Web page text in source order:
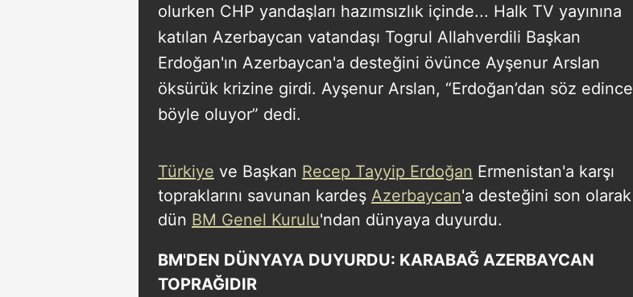
olurken CHP yandaşları hazımsızlık içinde... Halk TV yayınına
katılan Azerbaycan vatandaşı Togrul Allahverdili Başkan
Erdoğan'ın Azerbaycan'a desteğini övünce Ayşenur Arslan
öksürük krizine girdi. Ayşenur Arslan, “Erdoğan’dan söz edince
böyle oluyor” dedi.
Türkiye ve Başkan Recep Tayyip Erdoğan Ermenistan'a karşı
topraklarını savunan kardeş Azerbaycan'a desteğini son olarak
dün BM Genel Kurulu'ndan dünyaya duyurdu.
BM'DEN DÜNYAYA DUYURDU: KARABAĞ AZERBAYCAN
TOPRAĞIDIR